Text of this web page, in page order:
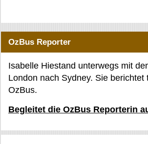
OzBus Reporter
Isabelle Hiestand unterwegs mit
London nach Sydney. Sie berichtet
OzBus.
Begleitet die OzBus Reporterin